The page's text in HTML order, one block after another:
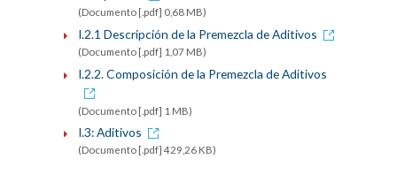
(Documento [.pdf] 0,68 MB)
I.2.1 Descripción de la Premezcla de Aditivos
(Documento [.pdf] 1,07 MB)
I.2.2. Composición de la Premezcla de Aditivos
(Documento [.pdf] 1 MB)
I.3: Aditivos
(Documento [.pdf] 429,26 KB)